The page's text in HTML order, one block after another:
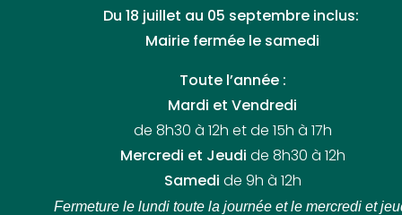
Du 18 juillet au 05 septembre inclus:
Mairie fermée le samedi
Toute l’année :
Mardi et Vendredi
de 8h30 à 12h et de 15h à 17h
Mercredi et Jeudi de 8h30 à 12h
Samedi de 9h à 12h
Fermeture le lundi toute la journée et le mercredi et